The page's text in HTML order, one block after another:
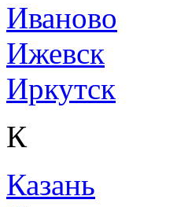
Иваново
Ижевск
Иркутск
К
Казань